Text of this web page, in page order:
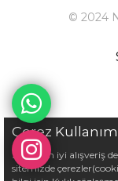
© 2024
Çerez
Sizlere en iyi alışveriş
sitemizde